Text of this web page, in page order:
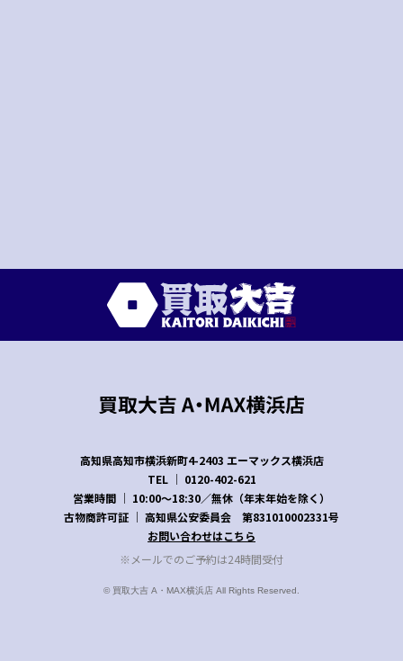
高知県高知市横浜新町4-2403 エーマックス横浜店
TEL │ 0120-402-621
営業時間 │ 10:00～18:30／無休（年末年始を除く）
古物商許可証 │ 高知県公安委員会 第831010002331号
お問い合わせはこちら
※メールでのご予約は24時間受付
© 買取大吉 A・MAX横浜店 All Rights Reserved.